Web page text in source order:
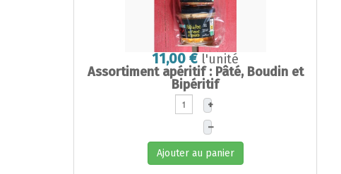
11,00 € l'unité
Assortiment apéritif : Pâté, Boudin et
Bipéritif
+
–
Ajouter au panier